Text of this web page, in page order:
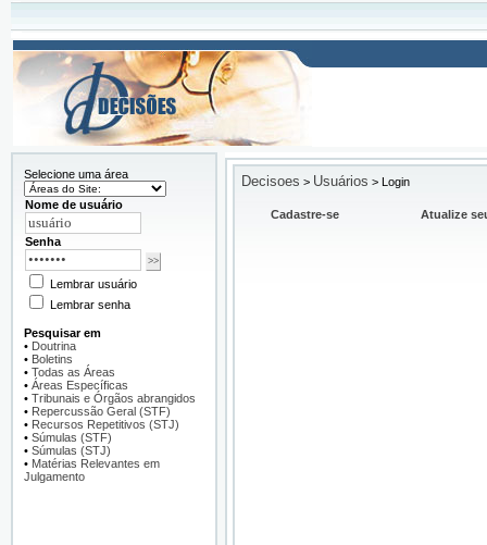
Selecione uma área
Nome de usuário
Senha
Lembrar usuário
Lembrar senha
Pesquisar em
• Doutrina
• Boletins
• Todas as Áreas
• Áreas Específicas
• Tribunais e Órgãos abrangidos
• Repercussão Geral (STF)
• Recursos Repetitivos (STJ)
• Súmulas (STF)
• Súmulas (STJ)
• Matérias Relevantes em
Julgamento
Decisoes > Usuários > Login
Cadastre-se Atualize